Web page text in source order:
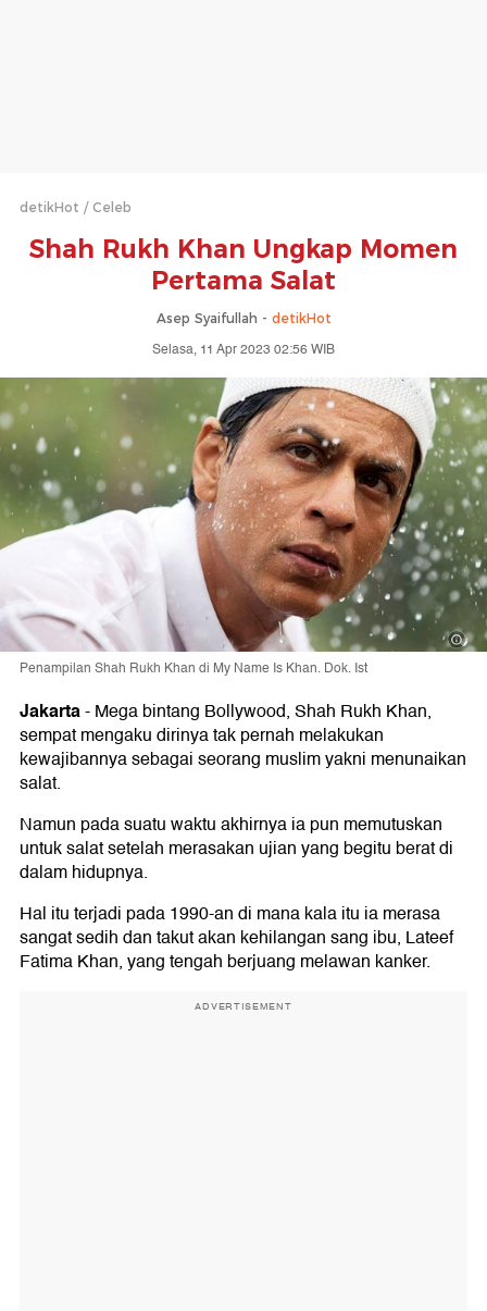
detikHot Celeb
Shah Rukh Khan Ungkap Momen
Pertama Salat
Asep Syaifullah - detikHot
Selasa, 11 Apr 2023 02:56 WIB
Penampilan Shah Rukh Khan di My Name Is Khan. Dok. Ist
Jakarta-Mega bintang Bollywood, Shah Rukh Khan,
sempat mengaku dirinya tak pernah melakukan
kewajibannya sebagai seorang muslim yakni menunaikan
salat.
Namun pada suatu waktu akhirnya ia pun memutuskan
untuk salat setelah merasakan ujian yang begitu berat di
dalam hidupnya.
Hal itu terjadi pada 1990-an di mana kala itu ia merasa
sangat sedih dan takut akan kehilangan sang ibu, Lateef
Fatima Khan, yang tengah berjuang melawan kanker.
ADVERTISEMENT